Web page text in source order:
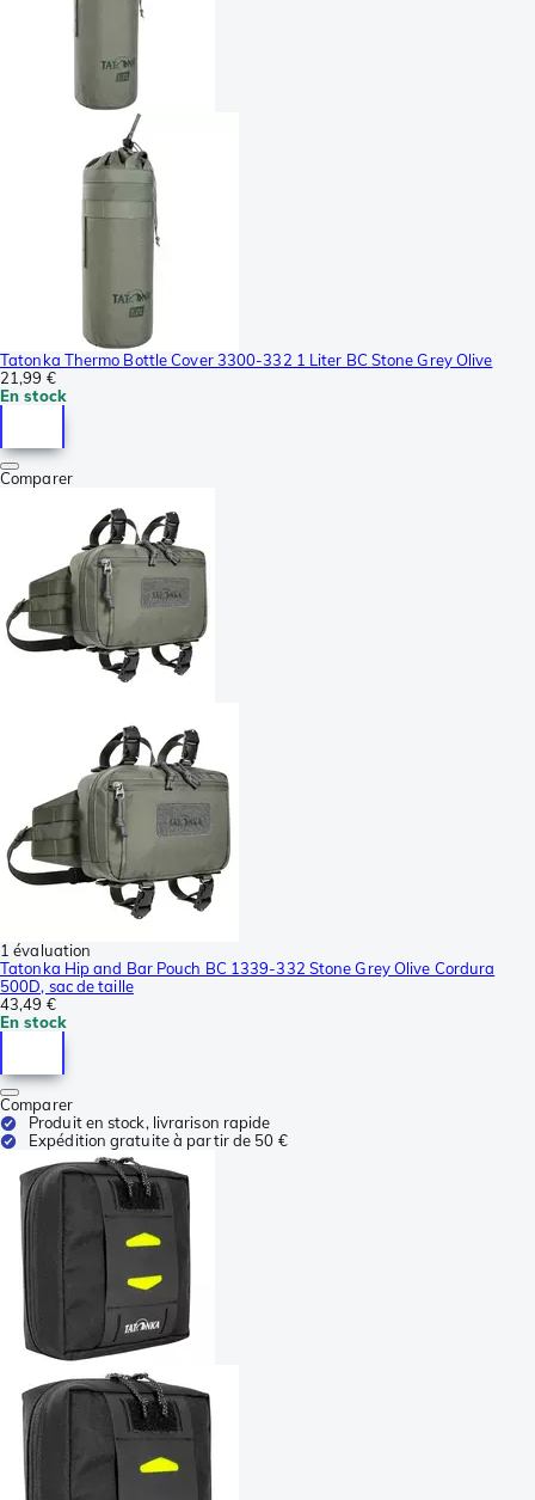
Tatonka Thermo Bottle Cover 3300-332 1 Liter BC Stone Grey Olive
21,99 €
En stock
Comparer
1 évaluation
Tatonka Hip and Bar Pouch BC 1339-332 Stone Grey Olive Cordura
500D, sac de taille
43,49 €
En stock
Comparer
Produit en stock, livrarison rapide
Expédition gratuite à partir de 50 €